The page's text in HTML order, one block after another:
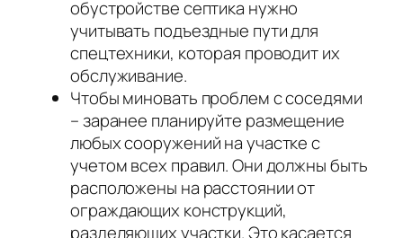
обустройстве септика нужно
учитывать подъездные пути для
спецтехники, которая проводит их
обслуживание.
Чтобы миновать проблем с соседями
– заранее планируйте размещение
любых сооружений на участке с
учетом всех правил. Они должны быть
расположены на расстоянии от
ограждающих конструкций,
разделяющих участки. Это касается